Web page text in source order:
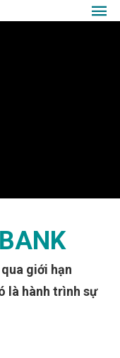
giới hạn
là hành trình sự